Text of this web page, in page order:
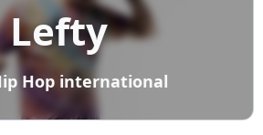
Lefty
Hop international